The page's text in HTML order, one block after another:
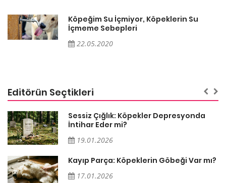
Köpeğim Su İçmiyor, Köpeklerin Su
İçmeme Sebepleri
22.05.2020
Editörün Seçtikleri
Sessiz Çığlık: Köpekler Depresyonda
İntihar Eder mi?
19.01.2026
Kayıp Parça: Köpeklerin Göbeği Var mı?
17.01.2026